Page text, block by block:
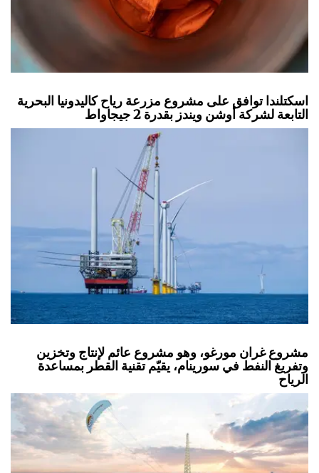
اسكتلندا توافق على مشروع مزرعة رياح كاليدونيا البحرية
التابعة لشركة أوشن ويندز بقدرة 2 جيجاواط
مشروع غران مورغو، وهو مشروع عائم لإنتاج وتخزين
وتفريغ النفط في سورينام، يقيّم تقنية القطر بمساعدة
الرياح